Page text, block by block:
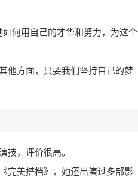
何用自己的才华和努力，为这个
他方面，只要我们坚持自己的梦
技，评价很高。
完美搭档》，她还出演过多部影